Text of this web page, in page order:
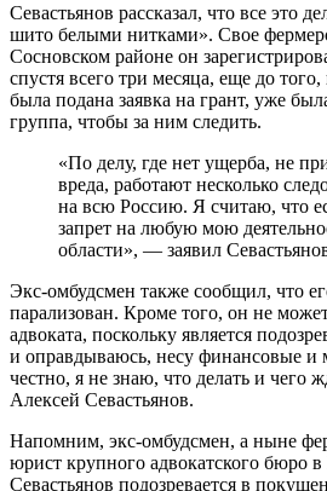
Севастьянов рассказал, что все это
шито белыми нитками». Свое
Сосновском районе он
спустя всего три месяца, еще до
была подана заявка на грант, уже
группа, чтобы за ним следить.
«По делу, где нет ущерба, не
вреда, работают несколько
на всю Россию. Я считаю, что
запрет на любую мою
области», — заявил
Экс-омбудсмен также сообщил, что
парализован. Кроме того, он не
адвоката, поскольку является
и оправдываюсь, несу финансовые и
честно, я не знаю, что делать и чего
Алексей Севастьянов.
Напомним, экс-омбудсмен, а ныне
юрист крупного адвокатского бюро
Севастьянов подозревается в